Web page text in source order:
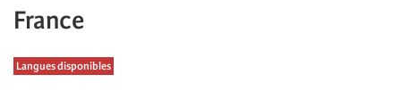
France
Langues disponibles